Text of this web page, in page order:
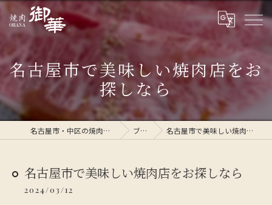
名古屋市で美味しい焼肉店をお
探しなら
名古屋市・中区の焼肉なら焼肉 御華 ブログ 名古屋市で美味しい焼肉店をお探しなら
名古屋市で美味しい焼肉店をお探しなら
2024/03/12